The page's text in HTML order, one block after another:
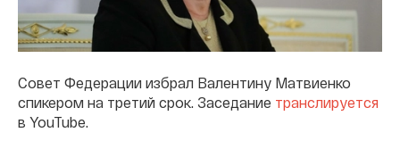
Совет Федерации избрал Валентину Матвиенко
спикером на третий срок. Заседание транслируется
в YouTube.